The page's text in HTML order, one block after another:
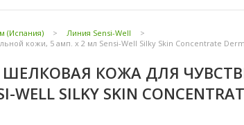
(Испания) > Линия Sensi-Well
>
кожи, 5 амп. x 2 мл Sensi-Well Silky Skin Concentrate
КОЖА ДЛЯ
SILKY SKIN